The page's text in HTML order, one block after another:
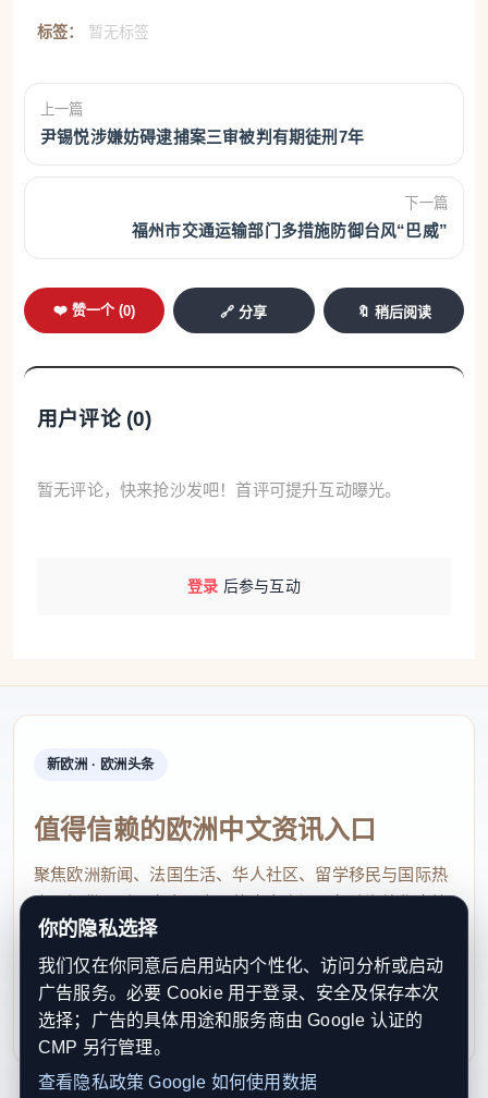
标签： 暂无标签
上一篇
尹锡悦涉嫌妨碍逮捕案三审被判有期徒刑7年
下一篇
福州市交通运输部门多措施防御台风“巴威”
❤️ 赞一个 (0) 🔗 分享 🔖 稍后阅读
用户评论 (0)
暂无评论，快来抢沙发吧！首评可提升互动曝光。
登录 后参与互动
新欧洲 · 欧洲头条
值得信赖的欧洲中文资讯入口
聚焦欧洲新闻、法国生活、华人社区、留学移民与国际热
点，提供及时、真实、实用的中文资讯，帮助海外华人快
速了解欧洲动态。
contact@xinouzhou.com
服务支持、版权与合作：工作日优先处理站务、投稿与权
利通知
你的隐私选择
我们仅在你同意后启用站内个性化、访问分析或启动
广告服务。必要 Cookie 用于登录、安全及保存本次
选择；广告的具体用途和服务商由 Google 认证的
CMP 另行管理。
查看隐私政策 Google 如何使用数据